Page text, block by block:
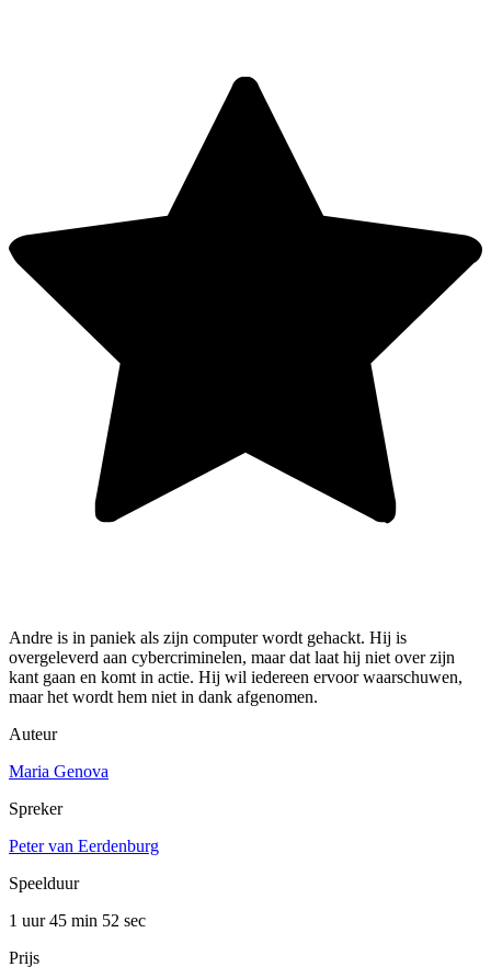
Andre is in paniek als zijn computer wordt gehackt. Hij is
overgeleverd aan cybercriminelen, maar dat laat hij niet over zijn
kant gaan en komt in actie. Hij wil iedereen ervoor waarschuwen,
maar het wordt hem niet in dank afgenomen.
Auteur
Maria Genova
Spreker
Peter van Eerdenburg
Speelduur
1 uur 45 min 52 sec
Prijs